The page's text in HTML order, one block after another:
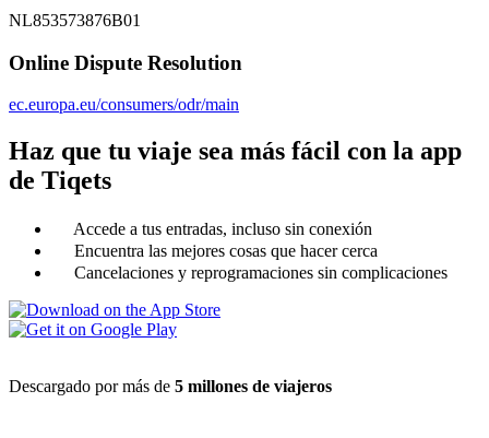
NL853573876B01
Online Dispute Resolution
ec.europa.eu/consumers/odr/main
Haz que tu viaje sea más fácil con la app
de Tiqets
Accede a tus entradas, incluso sin conexión
Encuentra las mejores cosas que hacer cerca
Cancelaciones y reprogramaciones sin complicaciones
Descargado por más de 5 millones de viajeros